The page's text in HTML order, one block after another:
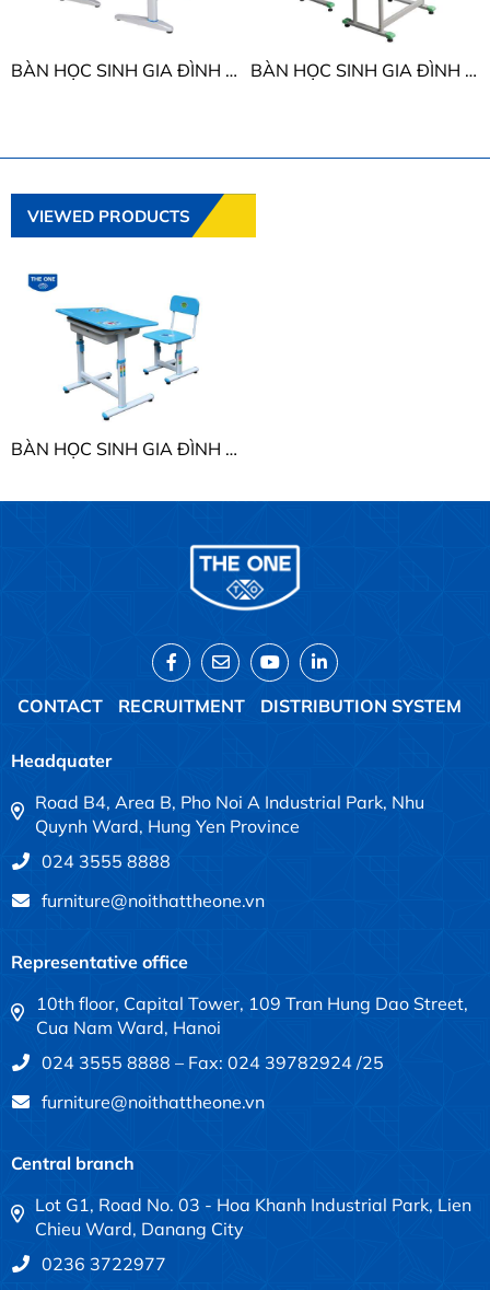
BÀN HỌC SINH GIA ĐÌNH THE ONE BHS20-4 / GHS20-4 BÀN HỌC SINH GIA ĐÌNH THE ONE BHS28-1 / GHS28-1
VIEWED PRODUCTS
BÀN HỌC SINH GIA ĐÌNH THE ONE BHS29A-2 / BHS29B-2
CONTACT RECRUITMENT DISTRIBUTION SYSTEM
Headquater
Road B4, Area B, Pho Noi A Industrial Park, Nhu
Quynh Ward, Hung Yen Province
024 3555 8888
furniture@noithattheone.vn
Representative office
10th floor, Capital Tower, 109 Tran Hung Dao Street,
Cua Nam Ward, Hanoi
024 3555 8888 – Fax: 024 39782924 /25
furniture@noithattheone.vn
Central branch
Lot G1, Road No. 03 - Hoa Khanh Industrial Park, Lien
Chieu Ward, Danang City
0236 3722977